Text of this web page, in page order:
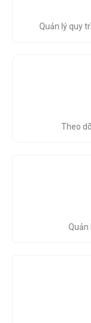
Quản lý quy
Theo
Quản